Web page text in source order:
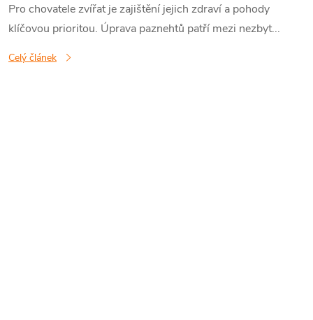
Pro chovatele zvířat je zajištění jejich zdraví a pohody
klíčovou prioritou. Úprava paznehtů patří mezi nezbyt...
Celý článek